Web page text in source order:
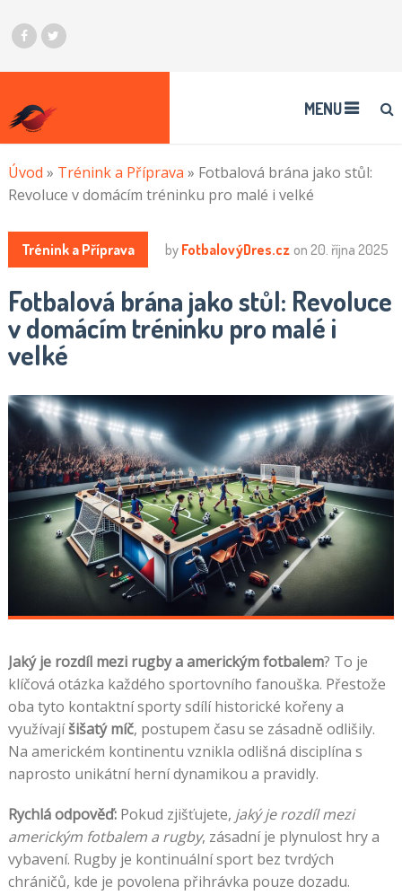
MENU
Úvod » Trénink a Příprava » Fotbalová brána jako stůl:
Revoluce v domácím tréninku pro malé i velké
Trénink a Příprava by FotbalovýDres.cz on 20. října 2025
Fotbalová brána jako stůl: Revoluce
v domácím tréninku pro malé i
velké
Jaký je rozdíl mezi rugby a americkým fotbalem? To je
klíčová otázka každého sportovního fanouška. Přestože
oba tyto kontaktní sporty sdílí historické kořeny a
využívajíšišatý míč, postupem času se zásadně odlišily.
Na americkém kontinentu vznikla odlišná disciplína s
naprosto unikátní herní dynamikou a pravidly.
Rychlá odpověď:Pokud zjišťujete, jaký je rozdíl mezi
americkým fotbalem a rugby, zásadní je plynulost hry a
vybavení. Rugby je kontinuální sport bez tvrdých
chráničů, kde je povolena přihrávka pouze dozadu.